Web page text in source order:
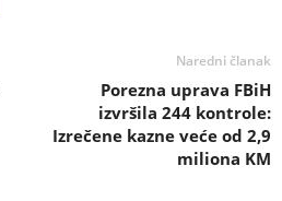
Naredni članak
Porezna uprava FBiH
izvršila 244 kontrole:
Izrečene kazne veće od 2,9
miliona KM